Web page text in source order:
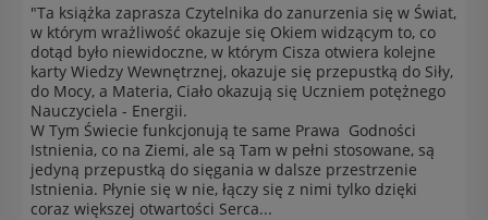
"Ta książka zaprasza Czytelnika do zanurzenia się w Świat,
w którym wrażliwość okazuje się Okiem widzącym to, co
dotąd było niewidoczne, w którym Cisza otwiera kolejne
karty Wiedzy Wewnętrznej, okazuje się przepustką do Siły,
do Mocy, a Materia, Ciało okazują się Uczniem potężnego
Nauczyciela - Energii.
W Tym Świecie funkcjonują te same Prawa Godności
Istnienia, co na Ziemi, ale są Tam w pełni stosowane, są
jedyną przepustką do sięgania w dalsze przestrzenie
Istnienia. Płynie się w nie, łączy się z nimi tylko dzięki
coraz większej otwartości Serca...